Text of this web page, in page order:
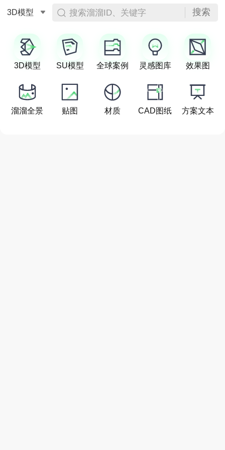
3D模型 搜索溜溜ID、关键字 搜索
3D模型 SU模型 全球案例 灵感图库 效果图
溜溜全景 贴图 材质 CAD图纸 方案文本